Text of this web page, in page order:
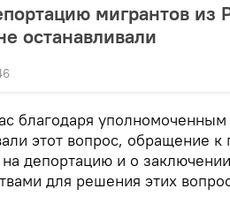
мигрантов из
останавливали
благодаря уполномоченным
этот вопрос, обращение к
депортацию и о
для решения этих